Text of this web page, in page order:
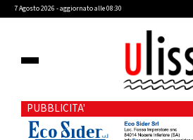
7 Agosto 2026 - aggiornato alle 08:30
PUBBLICITA'